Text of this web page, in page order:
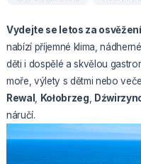
Vydejte se letos za
nabízí příjemné klima,
děti i dospělé a skvělou
moře, výlety s dětmi nebo
Rewal
Kołobrzeg
náručí.